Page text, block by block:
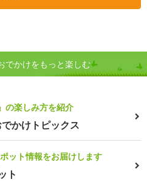
でかけをもっと楽しむ
の楽しみ方を紹介
かけトピックス
ット情報をお届けします
ト